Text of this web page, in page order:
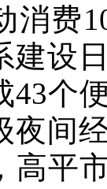
消费
建设
43个
夜间
高平